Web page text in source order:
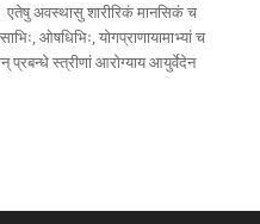
एतेषु अवस्थासु शारीरिकं मानसिकं च
ओषधिभिः, योगप्राणायामाभ्यां च
प्रबन्धे स्त्रीणां आरोग्याय आयुर्वेदेन